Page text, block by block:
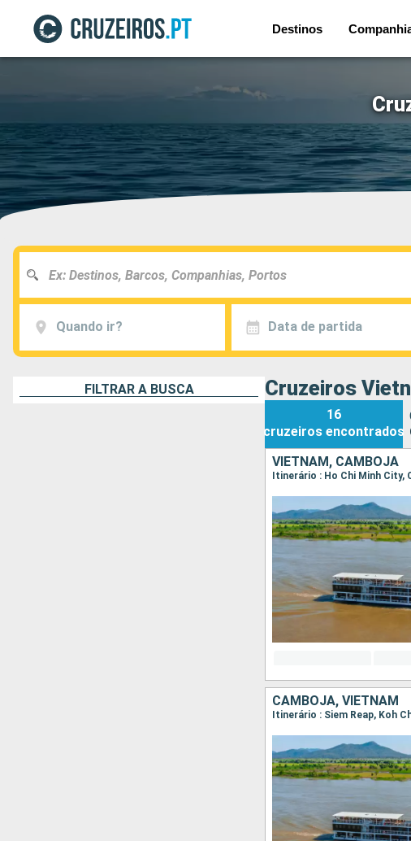
Destinos
Quando ir? Data de partida
FILTRAR A BUSCA Cruzeiros
16
cruzeiros encontrados
VIETNAM, CAMBOJA
Itinerário : Ho Chi Minh City,
CAMBOJA, VIETNAM
Itinerário : Siem Reap, Koh